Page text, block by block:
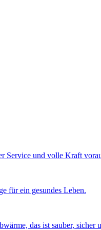
Service und volle Kraft
für ein gesundes Leben.
das ist sauber, sicher